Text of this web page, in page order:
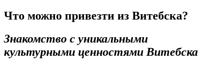
Что можно привезти из Витебска?
Знакомство с уникальными
культурными ценностями Витебска